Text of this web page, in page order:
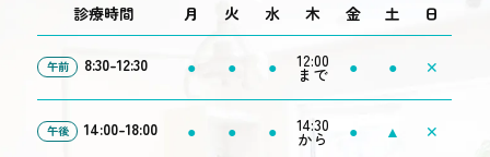
診療時間 月 火 水 木 金 土 日
午前 8:30-12:30 ● ● ● 12:00
まで ● ● ✕
午後 14:00-18:00 ● ● ● 14:30
から ● ▲ ✕